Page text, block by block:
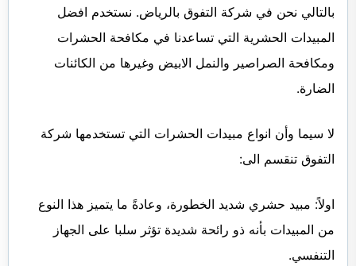
بالتالي نحن في شركة التفوق بالرياض. نستخدم افضل
المبيدات الحشرية التي تساعدنا في مكافحة الحشرات
ومكافحة الصراصير والنمل الابيض وغيرها من الكائنات
الضارة.
لا سيما وأن انواع مبيدات الحشرات التي تستخدمها شركة
التفوق تنقسم الى:
اولاً: مبيد حشري شديد الخطورة، وعادةً ما يتميز هذا النوع
من المبيدات بأنه ذو رائحة شديدة تؤثر سلبا على الجهاز
التنفسي.